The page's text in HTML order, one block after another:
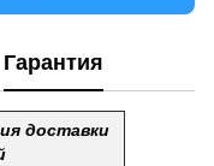
Гарантия
доставки